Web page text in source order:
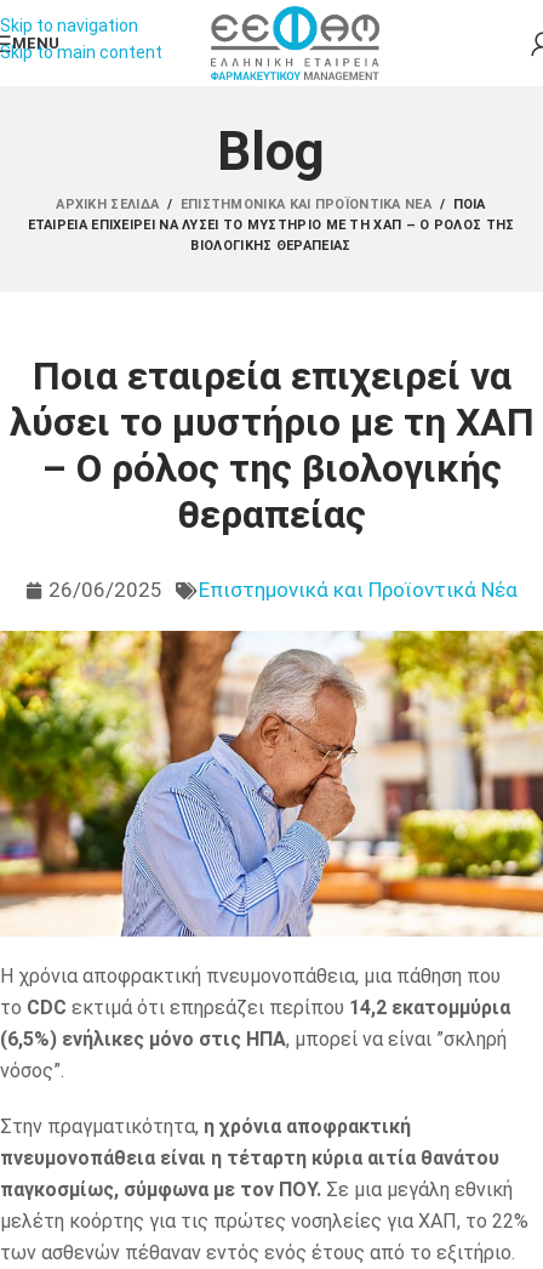
Skip to navigation
Skip to main content
MENU
Blog
ΑΡΧΙΚΉ ΣΕΛΊΔΑ / ΕΠΙΣΤΗΜΟΝΙΚΆ ΚΑΙ ΠΡΟΪΟΝΤΙΚΆ ΝΈΑ /
ΠΟΙΑ
ΕΤΑΙΡΕΊΑ ΕΠΙΧΕΙΡΕΊ ΝΑ ΛΎΣΕΙ ΤΟ ΜΥΣΤΉΡΙΟ ΜΕ ΤΗ ΧΑΠ – Ο ΡΌΛΟΣ ΤΗΣ
ΒΙΟΛΟΓΙΚΉΣ ΘΕΡΑΠΕΊΑΣ
Ποια εταιρεία επιχειρεί να
λύσει το μυστήριο με τη ΧΑΠ
– Ο ρόλος της βιολογικής
θεραπείας
26/06/2025 Επιστημονικά και Προϊοντικά Νέα
Η χρόνια αποφρακτική πνευμονοπάθεια, μια πάθηση που
το CDC εκτιμά ότι επηρεάζει περίπου 14,2 εκατομμύρια
(6,5%) ενήλικες μόνο στις ΗΠΑ, μπορεί να είναι ”σκληρή
νόσος”.
Στην πραγματικότητα, η χρόνια αποφρακτική
πνευμονοπάθεια είναι η τέταρτη κύρια αιτία θανάτου
παγκοσμίως, σύμφωνα με τον ΠΟΥ. Σε μια μεγάλη εθνική
μελέτη κοόρτης για τις πρώτες νοσηλείες για ΧΑΠ, το 22%
των ασθενών πέθαναν εντός ενός έτους από το εξιτήριο.